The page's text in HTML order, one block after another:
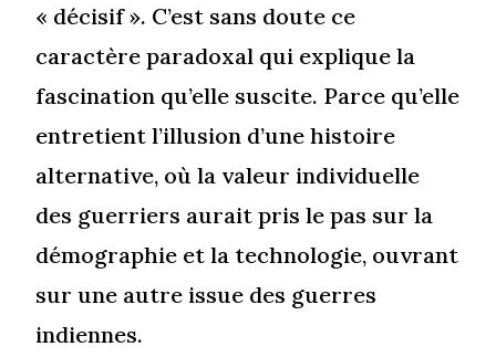
« décisif ». C’est sans doute ce
caractère paradoxal qui explique la
fascination qu’elle suscite. Parce qu’elle
entretient l’illusion d’une histoire
alternative, où la valeur individuelle
des guerriers aurait pris le pas sur la
démographie et la technologie, ouvrant
sur une autre issue des guerres
indiennes.